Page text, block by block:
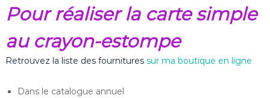
Pour réaliser la carte simple
au crayon-estompe
Retrouvez la liste des fournitures sur ma boutique en ligne
Dans le catalogue annuel